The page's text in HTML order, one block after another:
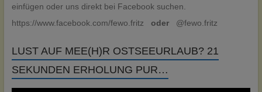
einfügen oder uns direkt bei Facebook suchen.
https://www.facebook.com/fewo.fritz oder @fewo.fritz
LUST AUF MEE(H)R OSTSEEURLAUB? 21
SEKUNDEN ERHOLUNG PUR…